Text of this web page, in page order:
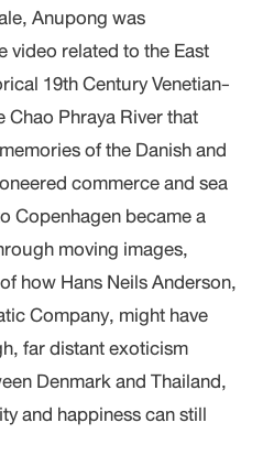
Anupong was
related to the East
19th Century Venetian-
Phraya River that
of the Danish and
commerce and sea
Copenhagen became a
moving images,
how Hans Neils Anderson,
Company, might have
far distant exoticism
Denmark and Thailand,
and happiness can still